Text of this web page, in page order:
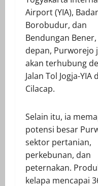
Airport (YIA),
Borobudur, dan
Bendungan Bener,
depan, Purworejo
akan terhubung
Jalan Tol Jogja-YIA
Cilacap.
Selain itu, ia
potensi besar
sektor pertanian,
perkebunan, dan
peternakan.
kelapa mencapai